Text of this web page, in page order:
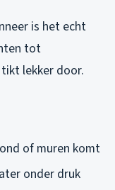
is het echt
tot
lekker door.
of muren komt
onder druk